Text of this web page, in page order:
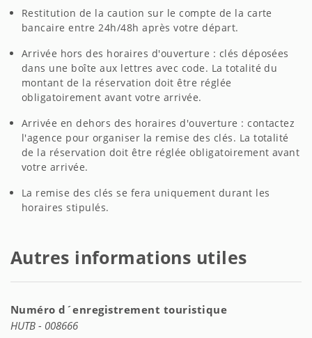
Restitution de la caution sur le compte de la carte
bancaire entre 24h/48h après votre départ.
Arrivée hors des horaires d'ouverture : clés déposées
dans une boîte aux lettres avec code. La totalité du
montant de la réservation doit être réglée
obligatoirement avant votre arrivée.
Arrivée en dehors des horaires d'ouverture : contactez
l'agence pour organiser la remise des clés. La totalité
de la réservation doit être réglée obligatoirement avant
votre arrivée.
La remise des clés se fera uniquement durant les
horaires stipulés.
Autres informations utiles
Numéro d´enregistrement touristique
HUTB - 008666